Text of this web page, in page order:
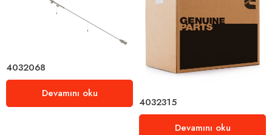
4032068
Devamını oku
4032315
Devamını oku